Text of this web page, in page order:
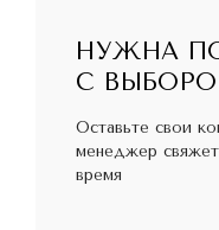
НУЖНА
С
Оставьте свои
менеджер
время